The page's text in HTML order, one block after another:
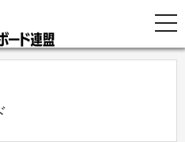
ボード